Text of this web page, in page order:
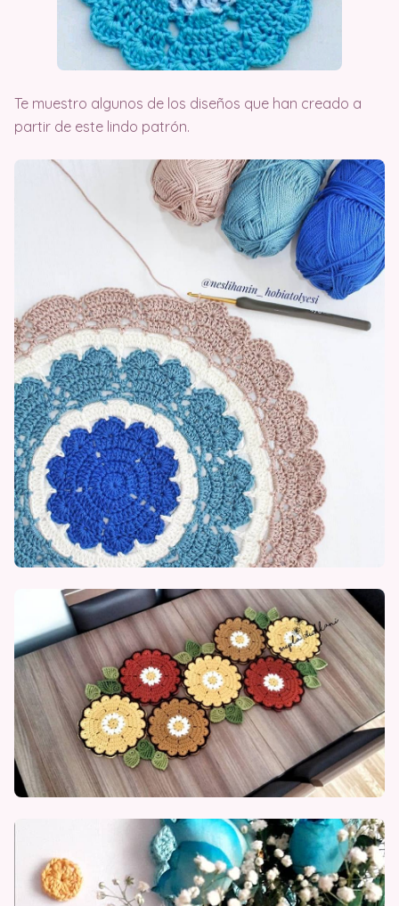
Te muestro algunos de los diseños que han creado a
partir de este lindo patrón.